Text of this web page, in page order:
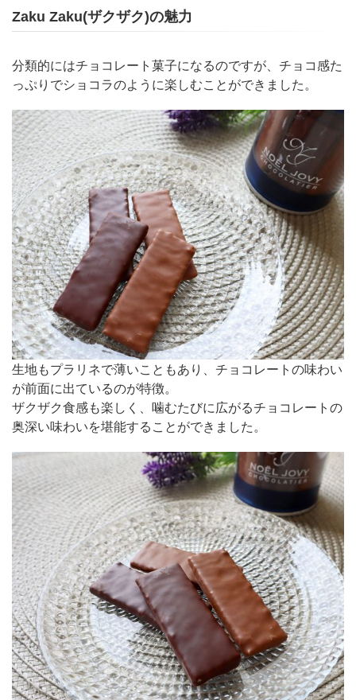
Zaku Zaku(ザクザク)の魅力
分類的にはチョコレート菓子になるのですが、チョコ感た
っぷりでショコラのように楽しむことができました。
生地もプラリネで薄いこともあり、チョコレートの味わい
が前面に出ているのが特徴。
ザクザク食感も楽しく、噛むたびに広がるチョコレートの
奥深い味わいを堪能することができました。